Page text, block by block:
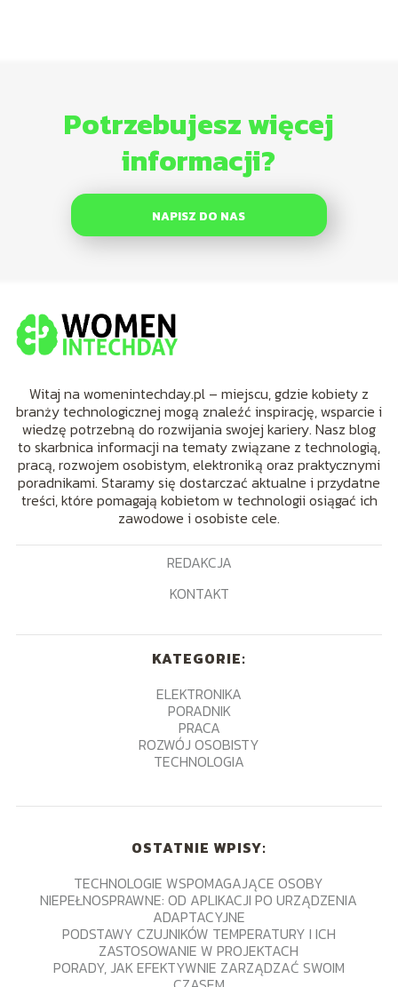
Potrzebujesz więcej
informacji?
NAPISZ DO NAS
Witaj na womenintechday.pl – miejscu, gdzie kobiety z
branży technologicznej mogą znaleźć inspirację, wsparcie i
wiedzę potrzebną do rozwijania swojej kariery. Nasz blog
to skarbnica informacji na tematy związane z technologią,
pracą, rozwojem osobistym, elektroniką oraz praktycznymi
poradnikami. Staramy się dostarczać aktualne i przydatne
treści, które pomagają kobietom w technologii osiągać ich
zawodowe i osobiste cele.
REDAKCJA
KONTAKT
KATEGORIE:
ELEKTRONIKA
PORADNIK
PRACA
ROZWÓJ OSOBISTY
TECHNOLOGIA
OSTATNIE WPISY:
TECHNOLOGIE WSPOMAGAJĄCE OSOBY
NIEPEŁNOSPRAWNE: OD APLIKACJI PO URZĄDZENIA
ADAPTACYJNE
PODSTAWY CZUJNIKÓW TEMPERATURY I ICH
ZASTOSOWANIE W PROJEKTACH
PORADY, JAK EFEKTYWNIE ZARZĄDZAĆ SWOIM